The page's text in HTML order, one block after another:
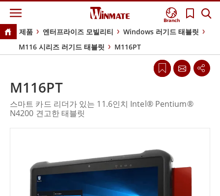
Branch
제품 엔터프라이즈 모빌리티
Windows 러기드 태블릿
M116 시리즈 러기드 태블릿
M116PT
M116PT
스마트 카드 리더가 있는 11.6인치 Intel® Pentium®
N4200 견고한 태블릿